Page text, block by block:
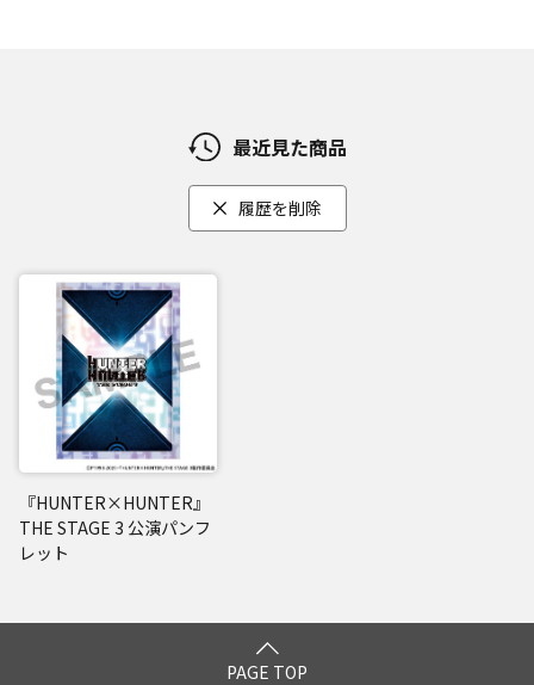
最近見た商品
履歴を削除
『HUNTER×HUNTER』
THE STAGE 3 公演パンフ
レット
PAGE TOP